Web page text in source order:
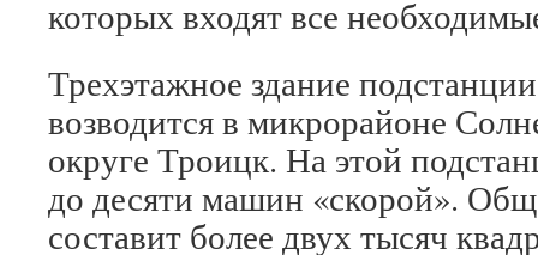
которых входят все
Трехэтажное здание
возводится в микрорайоне
округе Троицк. На этой
до десяти машин «скорой».
составит более двух тысяч